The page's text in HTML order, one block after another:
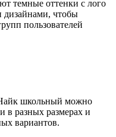
темные оттенки с лого
дизайнами, чтобы
пользователей
школьный можно
в разных размерах и
вариантов.